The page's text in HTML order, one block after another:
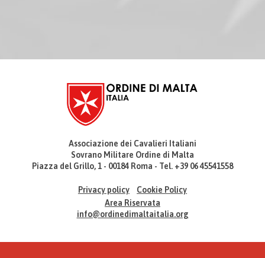
Associazione dei Cavalieri Italiani
Sovrano Militare Ordine di Malta
Piazza del Grillo, 1 - 00184 Roma - Tel. +39 06 45541558
Privacy policy
Cookie Policy
Area Riservata
info@ordinedimaltaitalia.org